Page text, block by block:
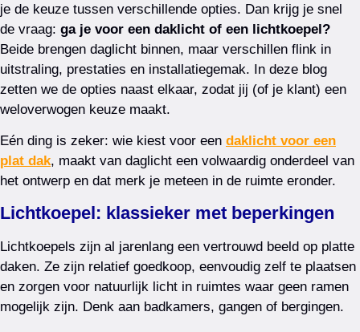
je de keuze tussen verschillende opties. Dan krijg je snel
de vraag: ga je voor een daklicht of een lichtkoepel?
Beide brengen daglicht binnen, maar verschillen flink in
uitstraling, prestaties en installatiegemak. In deze blog
zetten we de opties naast elkaar, zodat jij (of je klant) een
weloverwogen keuze maakt.
Eén ding is zeker: wie kiest voor een daklicht voor een
plat dak, maakt van daglicht een volwaardig onderdeel van
het ontwerp en dat merk je meteen in de ruimte eronder.
Lichtkoepel: klassieker met beperkingen
Lichtkoepels zijn al jarenlang een vertrouwd beeld op platte
daken. Ze zijn relatief goedkoop, eenvoudig zelf te plaatsen
en zorgen voor natuurlijk licht in ruimtes waar geen ramen
mogelijk zijn. Denk aan badkamers, gangen of bergingen.